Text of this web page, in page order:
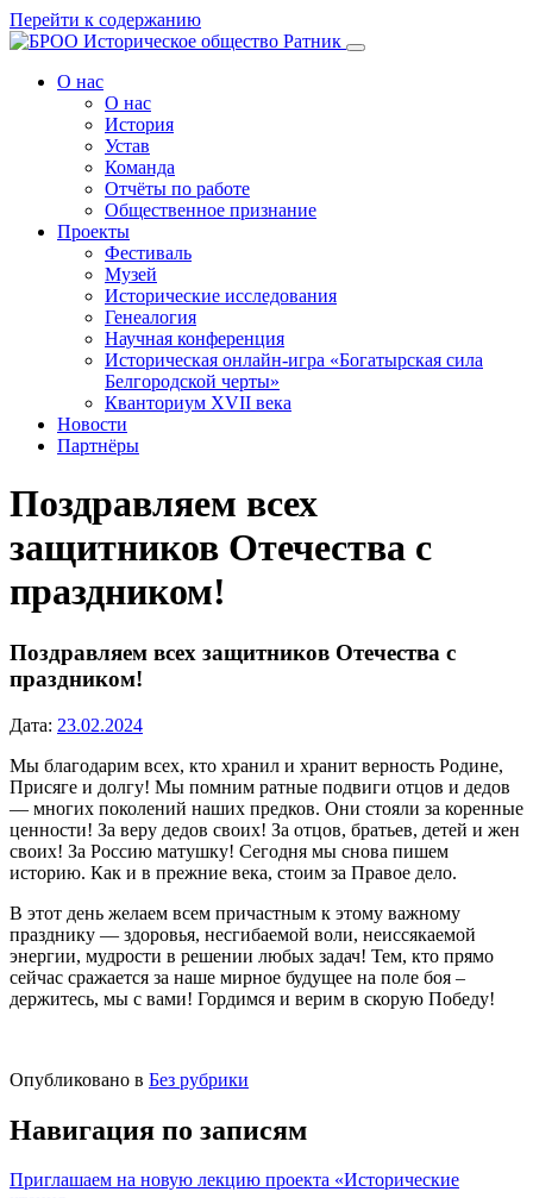
Перейти к содержанию
О нас
О нас
История
Устав
Команда
Отчёты по работе
Общественное признание
Проекты
Фестиваль
Музей
Исторические исследования
Генеалогия
Научная конференция
Историческая онлайн-игра «Богатырская сила
Белгородской черты»
Кванториум XVII века
Новости
Партнёры
Поздравляем всех
защитников Отечества с
праздником!
Поздравляем всех защитников Отечества с
праздником!
Дата: 23.02.2024
Мы благодарим всех, кто хранил и хранит верность Родине,
Присяге и долгу! Мы помним ратные подвиги отцов и дедов
— многих поколений наших предков. Они стояли за коренные
ценности! За веру дедов своих! За отцов, братьев, детей и жен
своих! За Россию матушку! Сегодня мы снова пишем
историю. Как и в прежние века, стоим за Правое дело.
В этот день желаем всем причастным к этому важному
празднику — здоровья, несгибаемой воли, неиссякаемой
энергии, мудрости в решении любых задач! Тем, кто прямо
сейчас сражается за наше мирное будущее на поле боя –
держитесь, мы с вами! Гордимся и верим в скорую Победу!
Опубликовано в Без рубрики
Навигация по записям
Приглашаем на новую лекцию проекта «Исторические